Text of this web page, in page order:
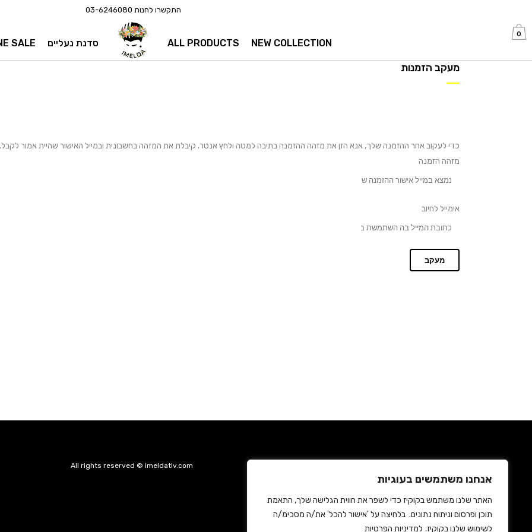
אנחנו משתמשים בעוגיות
האתר שלנו משתמש בקוקיז כדי לשפר את חווית הגלישה שלך, התאמת
תוכן ופרסום וניתוח נתונים. בלחיצה על 'אישור להכל' את/ה מסכימ/ה
לשימוש שלנו בקוקיז. למדיניות הפרטיות
התקשרו לחנות 03-6246080
0
סדנת נעליים SALE NEW COLLECTION
ALL PRODUCTS
מעקב הזמנות
כדי לעקוב אחר ההזמנה שלך, אנא הזן את מזהה ההזמנה בתיבה למטה ולחץ אנטר. קיבלת את המזהה בחשבונית ובמייל האישור שהיית אמור לקבל.
מזהה הזמנה
אימייל לחיוב
מעקב
All rights reserved © imeldatlv.com